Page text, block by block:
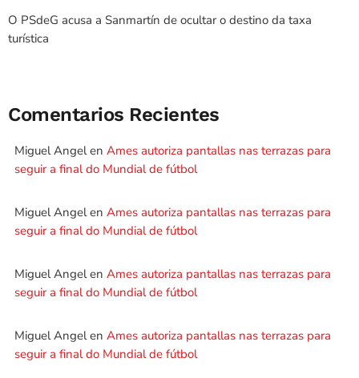
O PSdeG acusa a Sanmartín de ocultar o destino da taxa
turística
Comentarios Recientes
Miguel Angelen Ames autoriza pantallas nas terrazas para
seguir a final do Mundial de fútbol
Miguel Angelen Ames autoriza pantallas nas terrazas para
seguir a final do Mundial de fútbol
Miguel Angelen Ames autoriza pantallas nas terrazas para
seguir a final do Mundial de fútbol
Miguel Angelen Ames autoriza pantallas nas terrazas para
seguir a final do Mundial de fútbol